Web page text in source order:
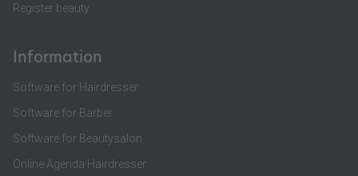
Register beauty
Information
Software for Hairdresser
Software for Barber
Software for Beautysalon
Online Agenda Hairdresser